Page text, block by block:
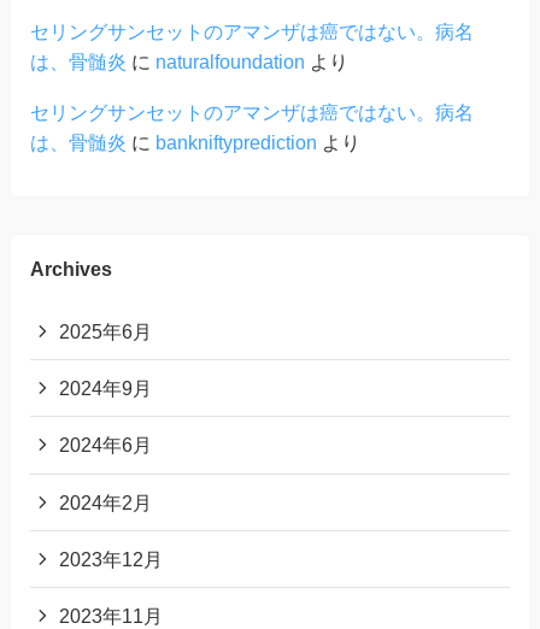
セリングサンセットのアマンザは癌ではない。病名
は、骨髄炎 に naturalfoundation より
セリングサンセットのアマンザは癌ではない。病名
は、骨髄炎 に bankniftyprediction より
Archives
2025年6月
2024年9月
2024年6月
2024年2月
2023年12月
2023年11月